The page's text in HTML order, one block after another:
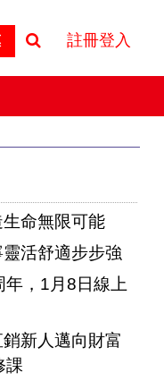
註冊登入
命無限可能
活舒適步步強
，1月8日線上
新人邁向財富
課